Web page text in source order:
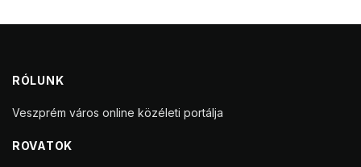
RÓLUNK
Veszprém város online közéleti portálja
ROVATOK